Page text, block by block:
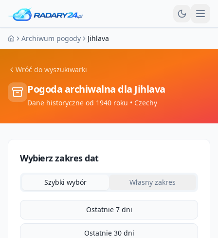
Strona główna
Archiwum pogody Jihlava
Wróć do wyszukiwarki
Pogoda archiwalna dla Jihlava
Dane historyczne od 1940 roku • Czechy
Wybierz zakres dat
Szybki wybór Własny zakres
Ostatnie 7 dni
Ostatnie 30 dni